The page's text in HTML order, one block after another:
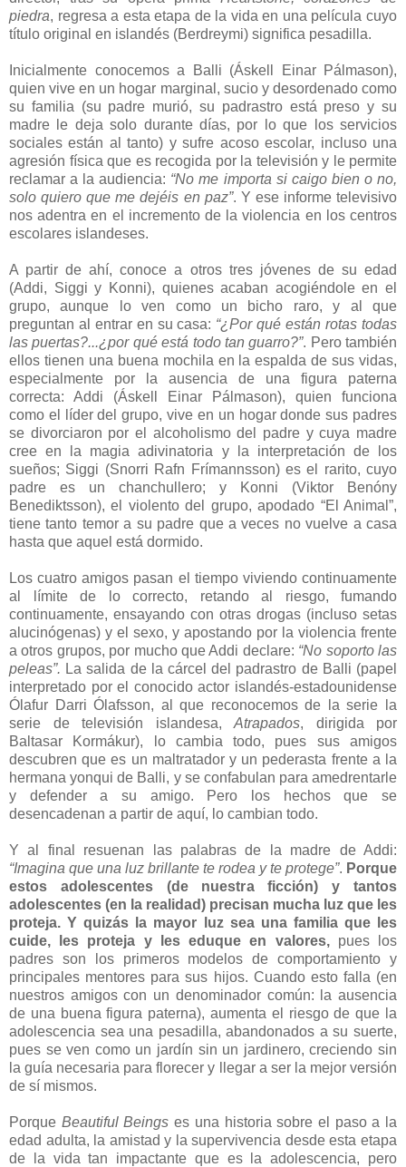
piedra, regresa a esta etapa de la vida en una película cuyo
título original en islandés (Berdreymi) significa pesadilla.
Inicialmente conocemos a Balli (Áskell Einar Pálmason),
quien vive en un hogar marginal, sucio y desordenado como
su familia (su padre murió, su padrastro está preso y su
madre le deja solo durante días, por lo que los servicios
sociales están al tanto) y sufre acoso escolar, incluso una
agresión física que es recogida por la televisión y le permite
reclamar a la audiencia: “No me importa si caigo bien o no,
solo quiero que me dejéis en paz”. Y ese informe televisivo
nos adentra en el incremento de la violencia en los centros
escolares islandeses.
A partir de ahí, conoce a otros tres jóvenes de su edad
(Addi, Siggi y Konni), quienes acaban acogiéndole en el
grupo, aunque lo ven como un bicho raro, y al que
preguntan al entrar en su casa: “¿Por qué están rotas todas
las puertas?...¿por qué está todo tan guarro?”. Pero también
ellos tienen una buena mochila en la espalda de sus vidas,
especialmente por la ausencia de una figura paterna
correcta: Addi (Áskell Einar Pálmason), quien funciona
como el líder del grupo, vive en un hogar donde sus padres
se divorciaron por el alcoholismo del padre y cuya madre
cree en la magia adivinatoria y la interpretación de los
sueños; Siggi (Snorri Rafn Frímannsson) es el rarito, cuyo
padre es un chanchullero; y Konni (Viktor Benóny
Benediktsson), el violento del grupo, apodado “El Animal”,
tiene tanto temor a su padre que a veces no vuelve a casa
hasta que aquel está dormido.
Los cuatro amigos pasan el tiempo viviendo continuamente
al límite de lo correcto, retando al riesgo, fumando
continuamente, ensayando con otras drogas (incluso setas
alucinógenas) y el sexo, y apostando por la violencia frente
a otros grupos, por mucho que Addi declare: “No soporto las
peleas”. La salida de la cárcel del padrastro de Balli (papel
interpretado por el conocido actor islandés-estadounidense
Ólafur Darri Ólafsson, al que reconocemos de la serie la
serie de televisión islandesa, Atrapados, dirigida por
Baltasar Kormákur), lo cambia todo, pues sus amigos
descubren que es un maltratador y un pederasta frente a la
hermana yonqui de Balli, y se confabulan para amedrentarle
y defender a su amigo. Pero los hechos que se
desencadenan a partir de aquí, lo cambian todo.
Y al final resuenan las palabras de la madre de Addi:
“Imagina que una luz brillante te rodea y te protege”. Porque
estos adolescentes (de nuestra ficción) y tantos
adolescentes (en la realidad) precisan mucha luz que les
proteja. Y quizás la mayor luz sea una familia que les
cuide, les proteja y les eduque en valores,pues los
padres son los primeros modelos de comportamiento y
principales mentores para sus hijos. Cuando esto falla (en
nuestros amigos con un denominador común: la ausencia
de una buena figura paterna), aumenta el riesgo de que la
adolescencia sea una pesadilla, abandonados a su suerte,
pues se ven como un jardín sin un jardinero, creciendo sin
la guía necesaria para florecer y llegar a ser la mejor versión
de sí mismos.
Porque Beautiful Beingses una historia sobre el paso a la
edad adulta, la amistad y la supervivencia desde esta etapa
de la vida tan impactante que es la adolescencia, pero